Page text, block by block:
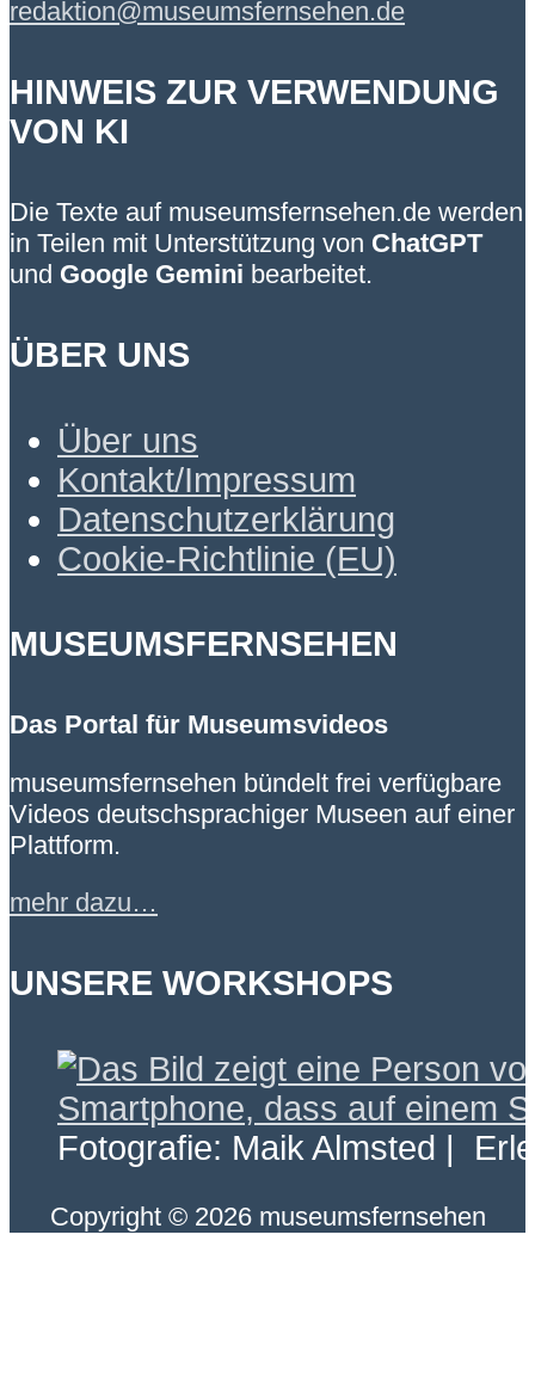
redaktion@museumsfernsehen.de
HINWEIS ZUR VERWENDUNG
VON KI
Die Texte auf museumsfernsehen.de werden
in Teilen mit Unterstützung von ChatGPT
und Google Gemini bearbeitet.
ÜBER UNS
Über uns
Kontakt/Impressum
Datenschutzerklärung
Cookie-Richtlinie (EU)
MUSEUMSFERNSEHEN
Das Portal für Museumsvideos
museumsfernsehen bündelt frei verfügbare
Videos deutschsprachiger Museen auf einer
Plattform.
mehr dazu…
UNSERE WORKSHOPS
Fotografie: Maik Almsted |
Copyright © 2026 museumsfernsehen